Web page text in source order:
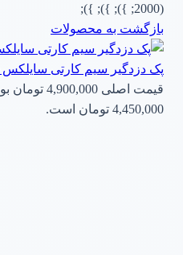
2000); }); }); });
بازگشت به محصولات
پک دزدگیر سیم کارتی سایلکس SG8 LITE
قیمت اصلی 4,900,000 تومان بود.
4,450,000 تومان است.